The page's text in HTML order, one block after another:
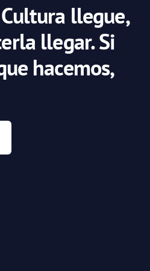
llegue,
llegar. Si
hacemos,